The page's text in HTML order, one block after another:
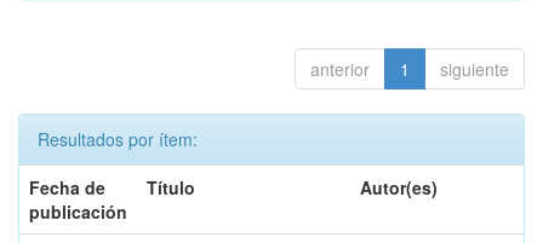
anterior 1 siguiente
Resultados por ítem:
Fecha de
publicación
Título Autor(es)